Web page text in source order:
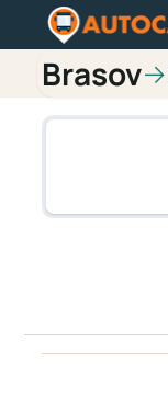
Brasov→